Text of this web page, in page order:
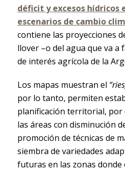
déficit y excesos hídricos
escenarios de cambio
contiene las proyecciones
llover –o del agua que va a
de interés agrícola de la
Los mapas muestran el
por lo tanto, permiten
planificación territorial, por
las áreas con disminución
promoción de técnicas de
siembra de variedades
futuras en las zonas donde